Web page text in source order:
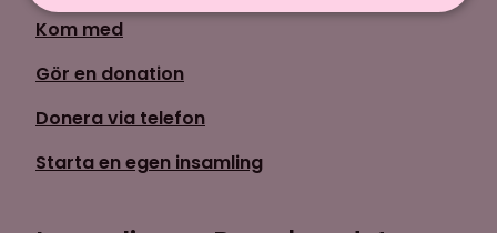
Kom med
Gör en donation
Donera via telefon
Starta en egen insamling